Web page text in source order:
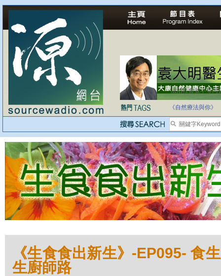
法治社會並不等同
《自然療法與你》
《生食食出新生》-EP095- 食
生廚師路